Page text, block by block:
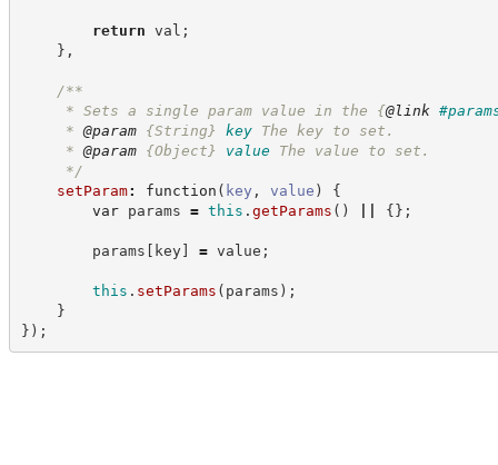
return val ;
} ,
/**
* Sets a single param value in the {@link
* @param {String} key
The key to set.
* @param {Object} value
The value to set.
*/
setParam: function ( key , value )
{
var params = this . getParams ( ) {} ;
params [ key] = value ;
this . setParams ( params ) ;
}
} ) ;